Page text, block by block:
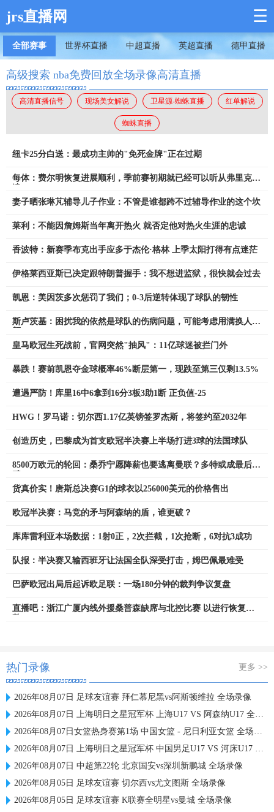
jrs直播网 ☰
全部赛事 世界杯直播 中超直播 英超直播 德甲直播
高级搜索 nba免费回放全场录像高清直播
高清直播信号 现场美女解说 卫星源-蜘蛛直播 红单解说
蜘蛛直播
纽卡25分白送：最成功主帅的"免死金牌"正在过期
每体：费尔明恢复进展顺利，季前赛初期就已经可以听从弗里克调
妻子晒张琳芃辅导儿子作业：不管是谁都跨不过辅导作业的这个坎
莱利：不能因詹姆斯当年离开热火 就否定他对热火生涯的忠诚
香波特：新赛季布克出手应多于杰伦·格林 上季太阳打得有点迷茫
伊格莱西亚斯已决定跟特朗普握手：我不想进监狱，很快就会过去
凯恩：美因茨多次惩罚了我们；0-3后逆转体现了球队的韧性
斯卢茨基：困扰我的依然是球队的伤病问题，可能考虑用满换人名
皇马欧冠生死战前，官网突然"抽风"：11亿球迷被拦门外
暴跌！赛前凯恩夺金球概率46%断层第一，现跌至第三仅剩13.5%
遭遇严防！库里16中6拿到16分3板3助1断 正负值-25
HWG！罗马诺：切尔西1.17亿英镑签罗杰斯，将签约至2032年
创造历史，巴黎成为首支欧冠半决赛上半场打进3球的法国球队
8500万欧元的轮回：桑乔宁愿降薪也要逃离曼联？多特或成最后救
货真价实！唐斯总决赛G1的球衣以256000美元的价格售出
欧冠半决赛：马竞的矛与阿森纳的盾，谁更破？
库库雷利亚本场数据：1射0正，2次拦截，1次抢断，6对抗3成功
队报：半决赛又输西班牙让法国全队深受打击，姆巴佩最难受
巴萨欧冠出局后起诉欧足联：一场180分钟的裁判争议复盘
直播吧：浙江广厦内线外援桑普森缺席与北控比赛 以进行恢复调
热门录像 更多 >>
2026年08月07日 足球友谊赛 拜仁慕尼黑vs阿斯顿维拉 全场录像
2026年08月07日 上海明日之星冠军杯 上海U17 VS 阿森纳U17 全场录像
2026年08月07日女篮热身赛第1场 中国女篮 - 尼日利亚女篮 全场录像
2026年08月07日 上海明日之星冠军杯 中国男足U17 VS 河床U17 全场录像
2026年08月07日 中超第22轮 北京国安vs深圳新鹏城 全场录像
2026年08月05日 足球友谊赛 切尔西vs尤文图斯 全场录像
2026年08月05日 足球友谊赛 K联赛全明星vs曼城 全场录像